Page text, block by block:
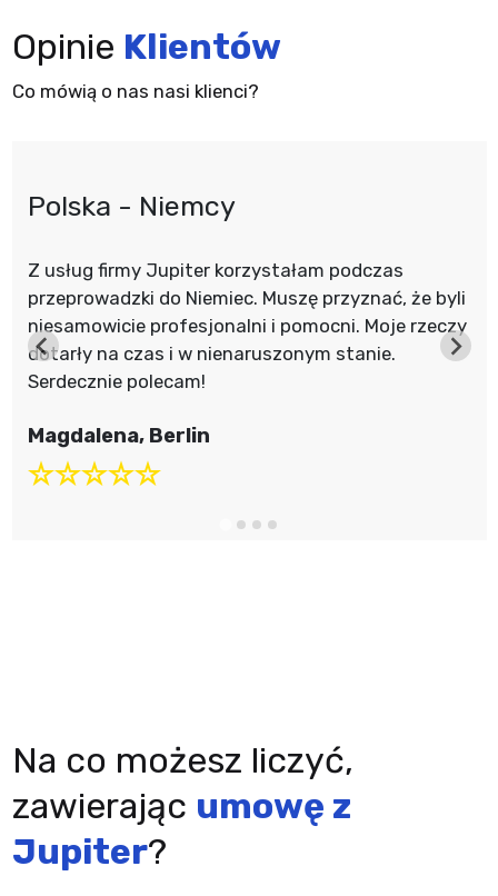
Opinie Klientów
Co mówią o nas nasi klienci?
Polska - Niemcy
Z usług firmy Jupiter korzystałam podczas
przeprowadzki do Niemiec. Muszę przyznać, że byli
niesamowicie profesjonalni i pomocni. Moje rzeczy
dotarły na czas i w nienaruszonym stanie.
Serdecznie polecam!
Magdalena, Berlin
Na co możesz liczyć,
zawierając umowę z
Jupiter?